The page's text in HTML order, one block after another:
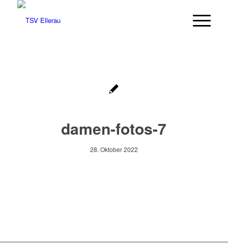
damen-fotos-7
28. Oktober 2022